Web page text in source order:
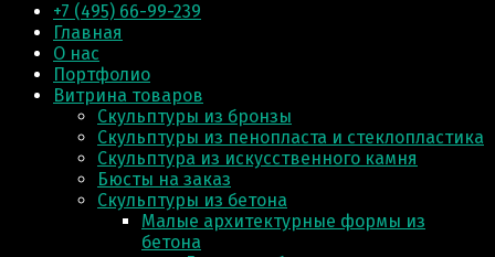
+7 (495) 66-99-239
Главная
О нас
Портфолио
Витрина товаров
Скульптуры из бронзы
Скульптуры из пенопласта и стеклопластика
Скульптура из искусственного камня
Бюсты на заказ
Скульптуры из бетона
Малые архитектурные формы из
бетона